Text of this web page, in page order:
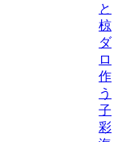
と
椋
ダ
ロ
作
う
子/
彩